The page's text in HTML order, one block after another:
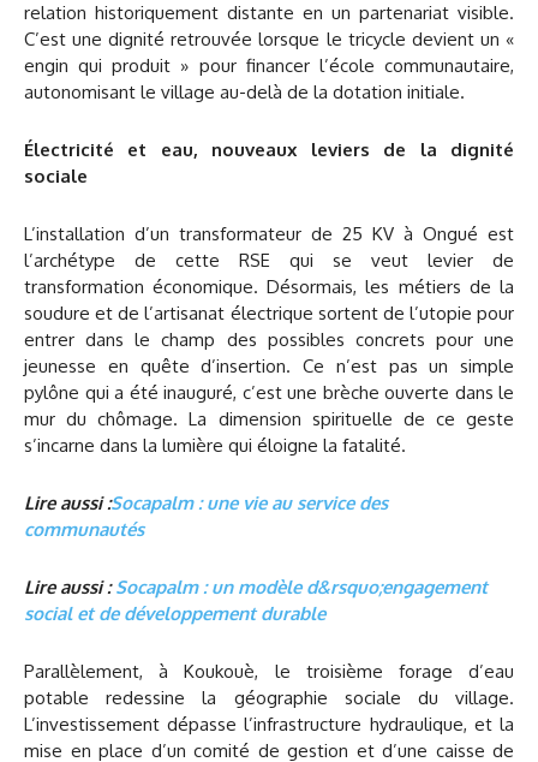
relation historiquement distante en un partenariat visible.
C’est une dignité retrouvée lorsque le tricycle devient un «
engin qui produit » pour financer l’école communautaire,
autonomisant le village au-delà de la dotation initiale.
Électricité et eau, nouveaux leviers de la dignité
sociale
L’installation d’un transformateur de 25 KV à Ongué est
l’archétype de cette RSE qui se veut levier de
transformation économique. Désormais, les métiers de la
soudure et de l’artisanat électrique sortent de l’utopie pour
entrer dans le champ des possibles concrets pour une
jeunesse en quête d’insertion. Ce n’est pas un simple
pylône qui a été inauguré, c’est une brèche ouverte dans le
mur du chômage. La dimension spirituelle de ce geste
s’incarne dans la lumière qui éloigne la fatalité.
Lire aussi :Socapalm : une vie au service des
communautés
Lire aussi :Socapalm : un modèle d&rsquo;engagement
social et de développement durable
Parallèlement, à Koukouè, le troisième forage d’eau
potable redessine la géographie sociale du village.
L’investissement dépasse l’infrastructure hydraulique, et la
mise en place d’un comité de gestion et d’une caisse de